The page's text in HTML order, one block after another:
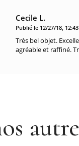
Cecile L.
Publié le 12/27/18,
Très bel objet.
agréable et raffiné.